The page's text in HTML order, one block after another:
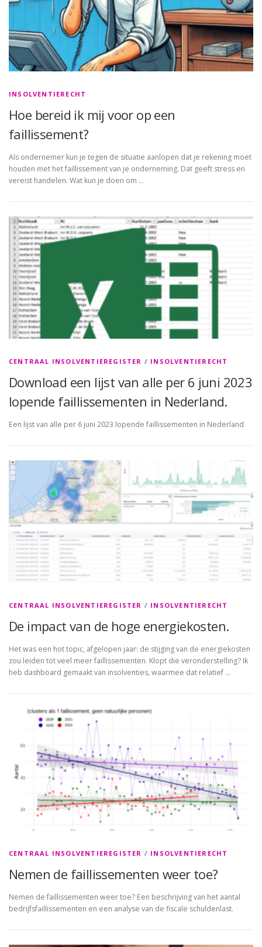
INSOLVENTIERECHT
Hoe bereid ik mij voor op een
faillissement?
Als ondernemer kun je tegen de situatie aanlopen dat je rekening moet
houden met het faillissement van je onderneming. Dat geeft stress en
vereist handelen. Wat kun je doen om …
CENTRAAL INSOLVENTIEREGISTER / INSOLVENTIERECHT
Download een lijst van alle per 6 juni 2023
lopende faillissementen in Nederland.
Een lijst van alle per 6 juni 2023 lopende faillissementen in Nederland
CENTRAAL INSOLVENTIEREGISTER / INSOLVENTIERECHT
De impact van de hoge energiekosten.
Het was een hot topic, afgelopen jaar: de stijging van de energiekosten
zou leiden tot veel meer faillissementen. Klopt die veronderstelling? Ik
heb dashboard gemaakt van insolventies, waarmee dat relatief …
CENTRAAL INSOLVENTIEREGISTER / INSOLVENTIERECHT
Nemen de faillissementen weer toe?
Nemen de faillissementen weer toe? Een beschrijving van het aantal
bedrijfsfaillissementen en een analyse van de fiscale schuldenlast.